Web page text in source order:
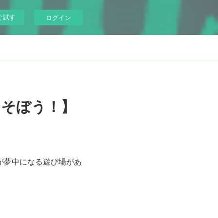
試す ログイン
ぼう！】
中になる遊び場があ